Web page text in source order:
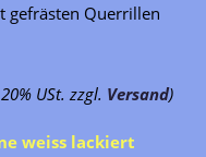
gefrästen Querrillen
USt. zzgl. Versand)
weiss lackiert